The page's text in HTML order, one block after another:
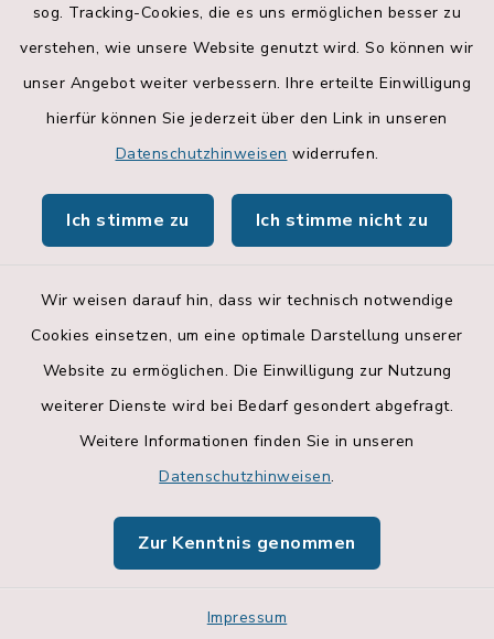
sog. Tracking-Cookies, die es uns ermöglichen besser zu
verstehen, wie unsere Website genutzt wird. So können wir
unser Angebot weiter verbessern. Ihre erteilte Einwilligung
hierfür können Sie jederzeit über den Link in unseren
Datenschutzhinweisen widerrufen.
Ich stimme zu Ich stimme nicht zu
Wir weisen darauf hin, dass wir technisch notwendige
Cookies einsetzen, um eine optimale Darstellung unserer
Website zu ermöglichen. Die Einwilligung zur Nutzung
weiterer Dienste wird bei Bedarf gesondert abgefragt.
Weitere Informationen finden Sie in unseren
Datenschutzhinweisen.
Zur Kenntnis genommen
Impressum
Landratsamt Rosenheim
Geoportal
Apps
Barrierefreiheit
Impressum
Sitemap